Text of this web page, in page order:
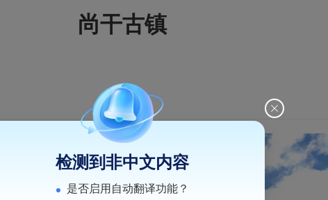
尚干古镇
检测到非中文内容
是否启用自动翻译功能？